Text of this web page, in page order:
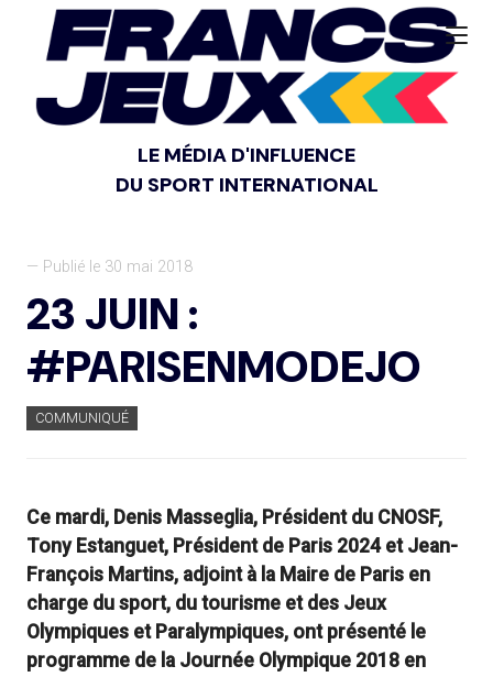
LE MÉDIA D'INFLUENCE
DU SPORT INTERNATIONAL
— Publié le 30 mai 2018
23 JUIN :
#PARISENMODEJO
COMMUNIQUÉ
Ce mardi, Denis Masseglia, Président du CNOSF,
Tony Estanguet, Président de Paris 2024 et Jean-
François Martins, adjoint à la Maire de Paris en
charge du sport, du tourisme et des Jeux
Olympiques et Paralympiques, ont présenté le
programme de la Journée Olympique 2018 en